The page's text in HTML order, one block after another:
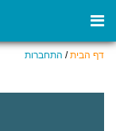
דף הבית/ התחברות